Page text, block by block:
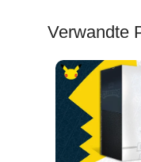
Verwandte